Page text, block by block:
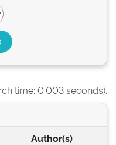
time: 0.003 seconds).
Author(s)